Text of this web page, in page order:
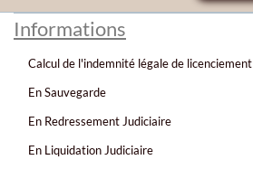
Informations
Calcul de l'indemnité légale de licenciement
En Sauvegarde
En Redressement Judiciaire
En Liquidation Judiciaire